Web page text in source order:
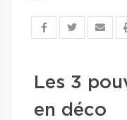
Les 3
en déco